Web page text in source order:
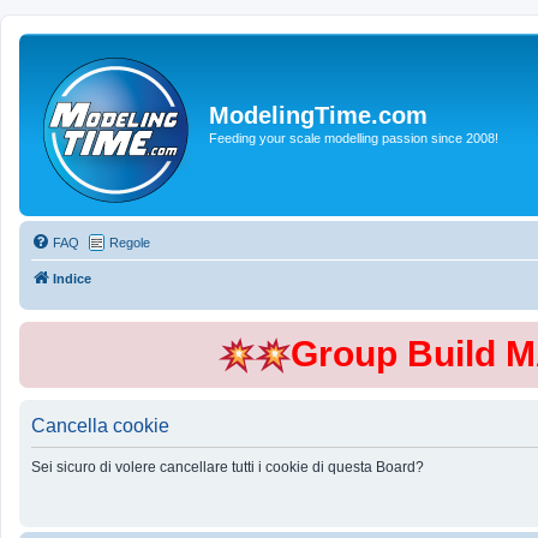
ModelingTime.com
Feeding your scale modelling passion since 2008!
FAQ Regole
Indice
Group Build
Cancella cookie
Sei sicuro di volere cancellare tutti i cookie di questa Board?